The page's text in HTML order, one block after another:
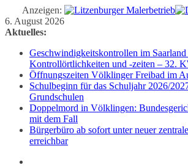
Anzeigen:
Zum
Inhalt
6. August 2026
Aktuelles:
Geschwindigkeitskontrollen im
Kontrollörtlichkeiten und -zeiten – 32.
Öffnungszeiten Völklinger Freibad im
Schulbeginn für das Schuljahr 2026/
Grundschulen
Doppelmord in Völklingen:
mit dem Fall
Bürgerbüro ab sofort unter neuer
erreichbar